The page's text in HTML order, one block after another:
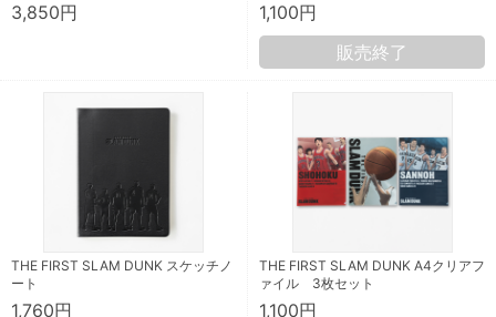
3,850円
1,100円
販売終了
THE FIRST SLAM DUNK スケッチノ
ート
1,760円
THE FIRST SLAM DUNK A4クリアフ
ァイル 3枚セット
1,100円